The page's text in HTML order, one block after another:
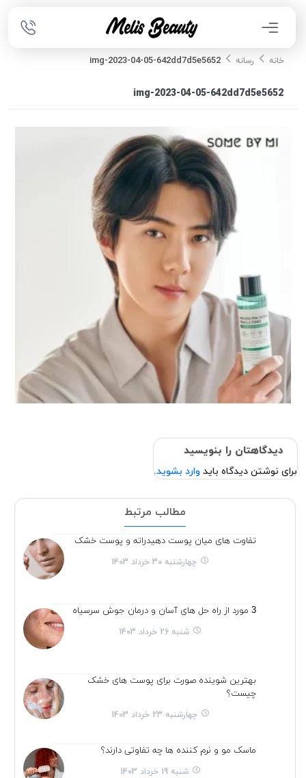
خانه رسانه img-2023-04-05-642dd7d5e5652
img-2023-04-05-642dd7d5e5652
دیدگاهتان را بنویسید
برای نوشتن دیدگاه باید وارد بشوید.
مطالب مرتبط
تفاوت های میان پوست دهیدراته و پوست خشک
چهارشنبه 30 خرداد 1403
3 مورد از راه حل های آسان و درمان جوش سرسیاه
شنبه 26 خرداد 1403
بهترین شوینده صورت برای پوست های خشک
چیست؟
چهارشنبه 23 خرداد 1403
ماسک مو و نرم کننده ها چه تفاوتی دارند؟
شنبه 19 خرداد 1403